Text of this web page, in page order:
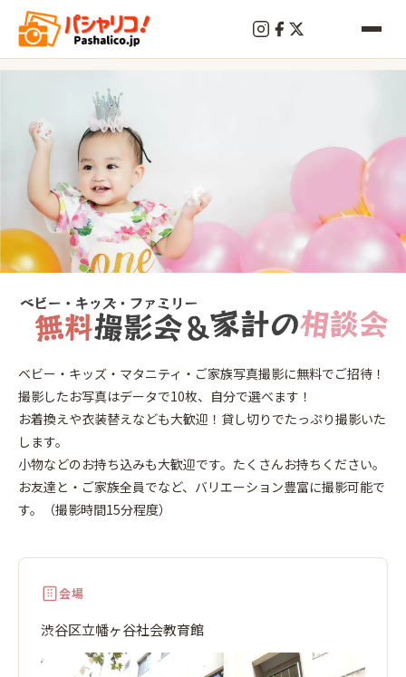
終
了
幡
ヶ
谷
ベビー・キッズ・マタニティ・ご家族写真撮影に無料でご招待！
撮影したお写真はデータで10枚、自分で選べます！
お着換えや衣装替えなども大歓迎！貸し切りでたっぷり撮影いた
します。
小物などのお持ち込みも大歓迎です。たくさんお持ちください。
お友達と・ご家族全員でなど、バリエーション豊富に撮影可能で
す。（撮影時間15分程度）
会場
渋谷区立幡ヶ谷社会教育館